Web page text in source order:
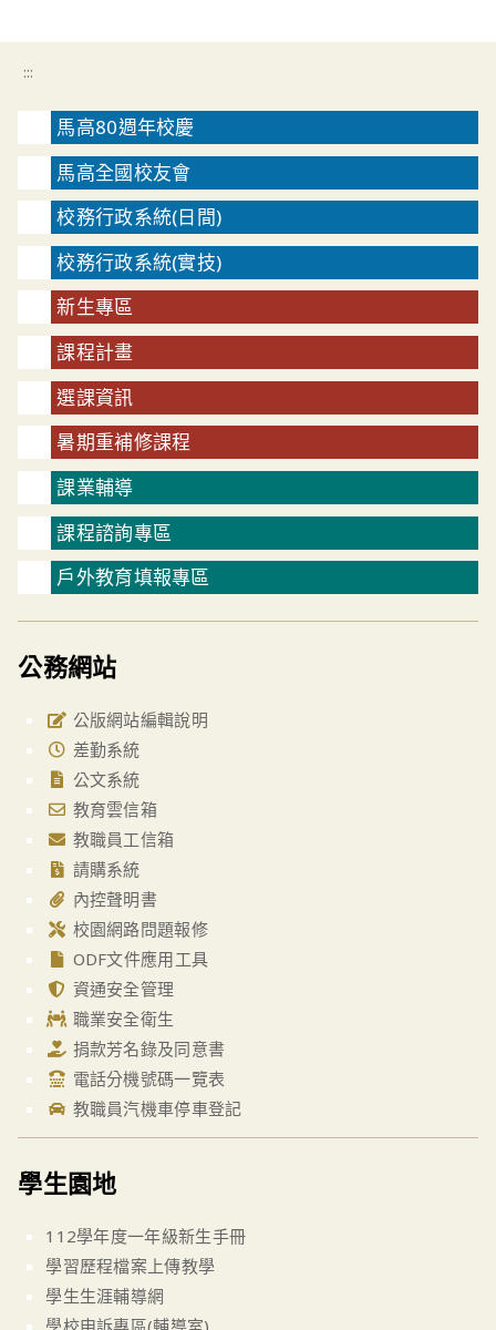
:::
馬高80週年校慶
馬高全國校友會
校務行政系統(日間)
校務行政系統(實技)
新生專區
課程計畫
選課資訊
暑期重補修課程
課業輔導
課程諮詢專區
戶外教育填報專區
公務網站
公版網站編輯說明
差勤系統
公文系統
教育雲信箱
教職員工信箱
請購系統
內控聲明書
校園網路問題報修
ODF文件應用工具
資通安全管理
職業安全衛生
捐款芳名錄及同意書
電話分機號碼一覽表
教職員汽機車停車登記
學生園地
112學年度一年級新生手冊
學習歷程檔案上傳教學
學生生涯輔導網